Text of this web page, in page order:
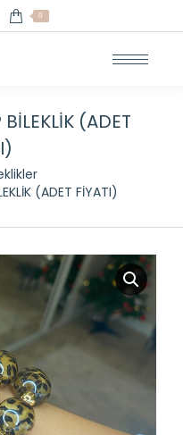
0
(ADET
(ADET FİYATI)